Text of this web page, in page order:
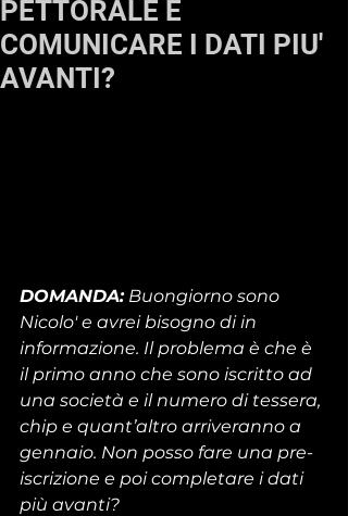
PETTORALE E
COMUNICARE I DATI PIU'
AVANTI?
DOMANDA: Buongiorno sono
Nicolo' e avrei bisogno di in
informazione. Il problema è che è
il primo anno che sono iscritto ad
una società e il numero di tessera,
chip e quant’altro arriveranno a
gennaio. Non posso fare una pre-
iscrizione e poi completare i dati
più avanti?